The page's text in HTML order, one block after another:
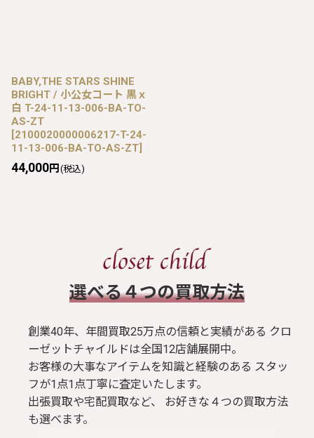
BABY,THE STARS SHINE
BRIGHT / 小公女コート 黒ｘ
白 T-24-11-13-006-BA-TO-
AS-ZT
[2100020000006217-T-24-
11-13-006-BA-TO-AS-ZT]
44,000円 (税込)
​選べる４つの買取方法
創業40年、年間買取25万点の信頼と実績がある クロ
ーゼットチャイルドは全国12店舗展開中。
お客様の大事なアイテムを知識と経験のある スタッ
フが1点1点丁寧に査定いたします。
出張買取や宅配買取など、 お好きな４つの買取方法
も選べます。